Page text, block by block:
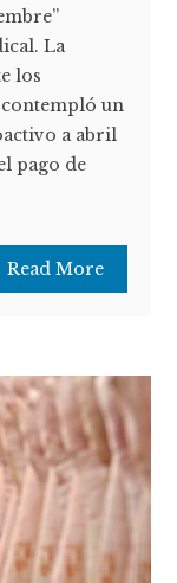
La
los
un
a abril
pago de
Read More